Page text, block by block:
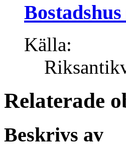
Bostadshus
Källa:
Relaterade
Beskrivs av